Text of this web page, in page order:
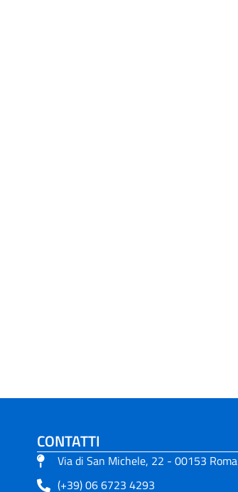
CONTATTI
Via di San Michele, 22 - 00153 Roma
(+39) 06 6723 4293